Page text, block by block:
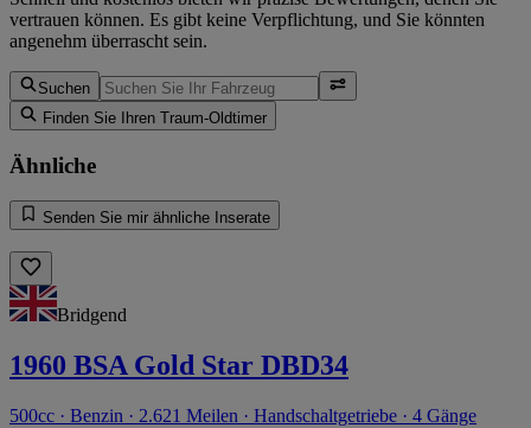
vertrauen können. Es gibt keine Verpflichtung, und Sie könnten
angenehm überrascht sein.
Suchen
Finden Sie Ihren Traum-Oldtimer
Ähnliche
Senden Sie mir ähnliche Inserate
Bridgend
1960 BSA Gold Star DBD34
500cc · Benzin · 2.621 Meilen · Handschaltgetriebe · 4 Gänge